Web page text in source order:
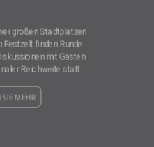
großen Stadtplätzen
Festzelt finden Runde
mit Gästen
Reichweite statt.
SIE MEHR